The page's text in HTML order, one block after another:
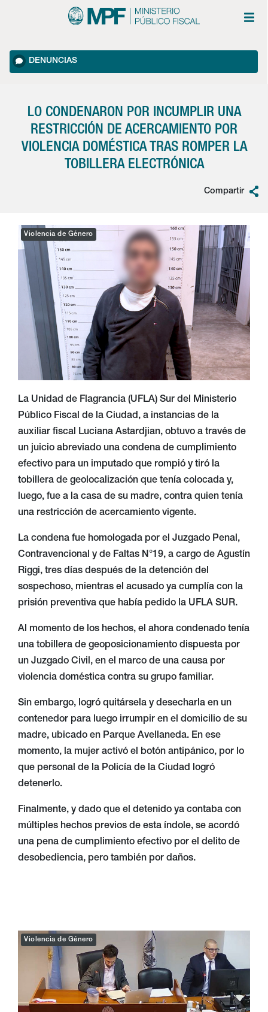
DENUNCIAS
LO CONDENARON POR INCUMPLIR UNA
RESTRICCIÓN DE ACERCAMIENTO POR
VIOLENCIA DOMÉSTICA TRAS ROMPER LA
TOBILLERA ELECTRÓNICA
Compartir
Violencia de Género
La Unidad de Flagrancia (UFLA) Sur del Ministerio
Público Fiscal de la Ciudad, a instancias de la
auxiliar fiscal Luciana Astardjian, obtuvo a través de
un juicio abreviado una condena de cumplimiento
efectivo para un imputado que rompió y tiró la
tobillera de geolocalización que tenía colocada y,
luego, fue a la casa de su madre, contra quien tenía
una restricción de acercamiento vigente.
La condena fue homologada por el Juzgado Penal,
Contravencional y de Faltas N°19, a cargo de Agustín
Riggi, tres días después de la detención del
sospechoso, mientras el acusado ya cumplía con la
prisión preventiva que había pedido la UFLA SUR.
Al momento de los hechos, el ahora condenado tenía
una tobillera de geoposicionamiento dispuesta por
un Juzgado Civil, en el marco de una causa por
violencia doméstica contra su grupo familiar.
Sin embargo, logró quitársela y desecharla en un
contenedor para luego irrumpir en el domicilio de su
madre, ubicado en Parque Avellaneda. En ese
momento, la mujer activó el botón antipánico, por lo
que personal de la Policía de la Ciudad logró
detenerlo.
Finalmente, y dado que el detenido ya contaba con
múltiples hechos previos de esta índole, se acordó
una pena de cumplimiento efectivo por el delito de
desobediencia, pero también por daños.
Violencia de Género